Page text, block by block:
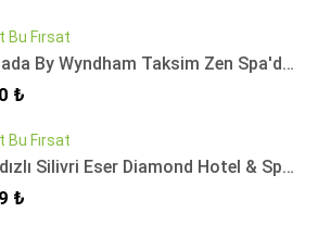
Bu Fırsat
Ramada By Wyndham Taksim Zen Spa'da Masaj Seçenekleri, Islak Alan Kullanımı ve İkramlar
₺
Bu Fırsat
5 Yıldızlı Silivri Eser Diamond Hotel & Spa'da Avantajlı Tatil Paketleri
₺